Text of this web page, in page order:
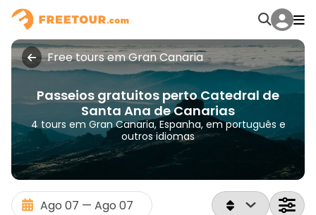
Free tours em Gran Canaria
Passeios gratuitos perto Catedral de
Santa Ana de Canarias
4 tours em Gran Canaria, Espanha, em português e
outros idiomas